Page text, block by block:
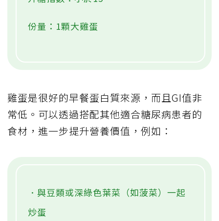
份量：1顆大雞蛋
雞蛋是很好的早餐蛋白質來源，而且GI值非
常低。可以透過搭配其他適合糖尿病患者的
食材，進一步提升營養價值，例如：
．與豆類或深綠色葉菜（如菠菜）一起
炒蛋